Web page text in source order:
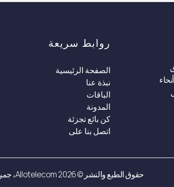
روابط سريعة
الصفحة الرئيسية
نبذة عنا
الباقات
المدونة
كن بائع تجزئة
اتصل بنا على
حقوق الطبع والنشر © 2026 Allotelecom، جميع الحقوق محفوظة.